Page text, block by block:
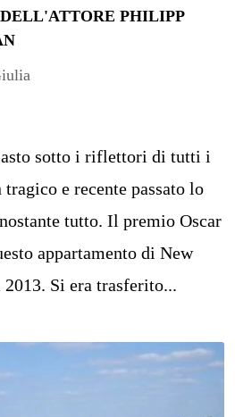
PHILIPP
sotto i riflettori di tutti i
e recente passato lo
tutto. Il premio Oscar
appartamento di New
Si era trasferito...